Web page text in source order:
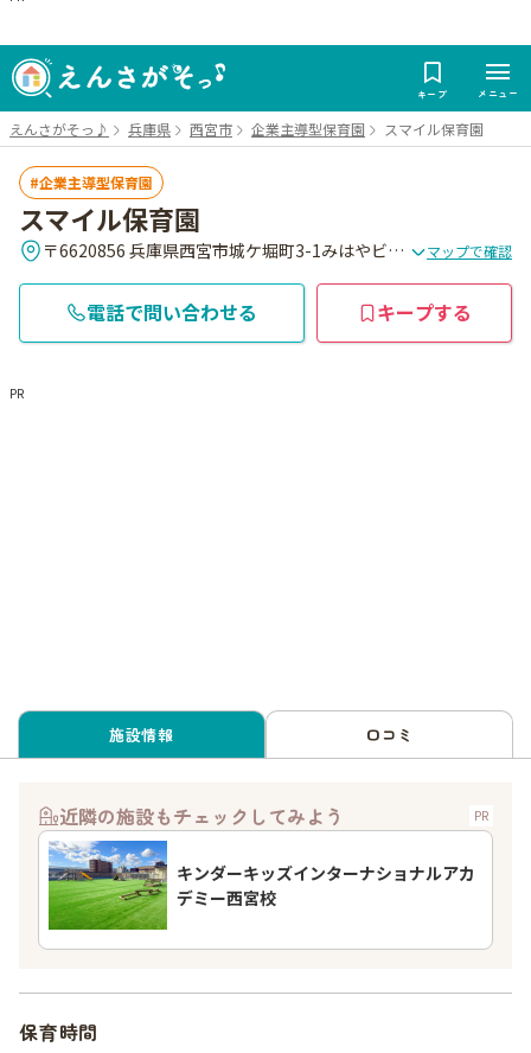
キープ メニュー
えんさがそっ♪ 兵庫県 西宮市 企業主導型保育園 スマイル保育園
企業主導型保育園
スマイル保育園
〒6620856 兵庫県西宮市城ケ堀町3-1みはやビル1F マップで確認
電話で問い合わせる キープする
PR
施設情報 口コミ
近隣の施設もチェックしてみよう PR
キンダーキッズインターナショナルアカ
デミー西宮校
保育時間